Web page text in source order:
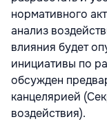
нормативного
анализ
влияния будет
инициативы по
обсужден
канцелярией
воздействия).